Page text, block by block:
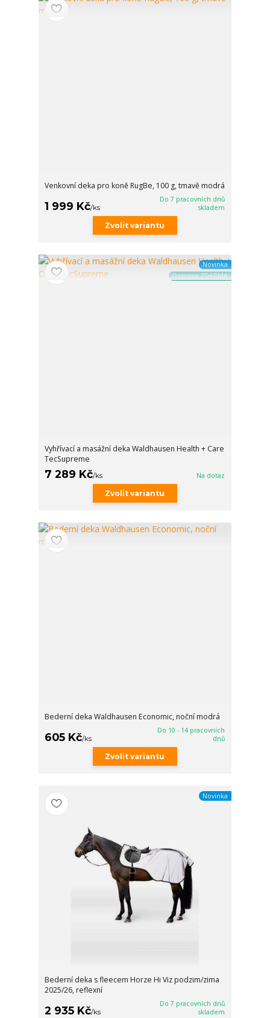
Venkovní deka pro koně RugBe, 100 g, tmavě modrá
1 999 Kč/ks
Do 7 pracovních dnů
skladem
Zvolit variantu
Novinka
Doprava ZDARMA
Vyhřívací a masážní deka Waldhausen Health + Care
TecSupreme
7 289 Kč/ks Na dotaz
Zvolit variantu
Bederní deka Waldhausen Economic, noční modrá
605 Kč/ks
Do 10 - 14 pracovních
dnů
Zvolit variantu
Novinka
Bederní deka s fleecem Horze Hi Viz podzim/zima
2025/26, reflexní
2 935 Kč/ks
Do 7 pracovních dnů
skladem